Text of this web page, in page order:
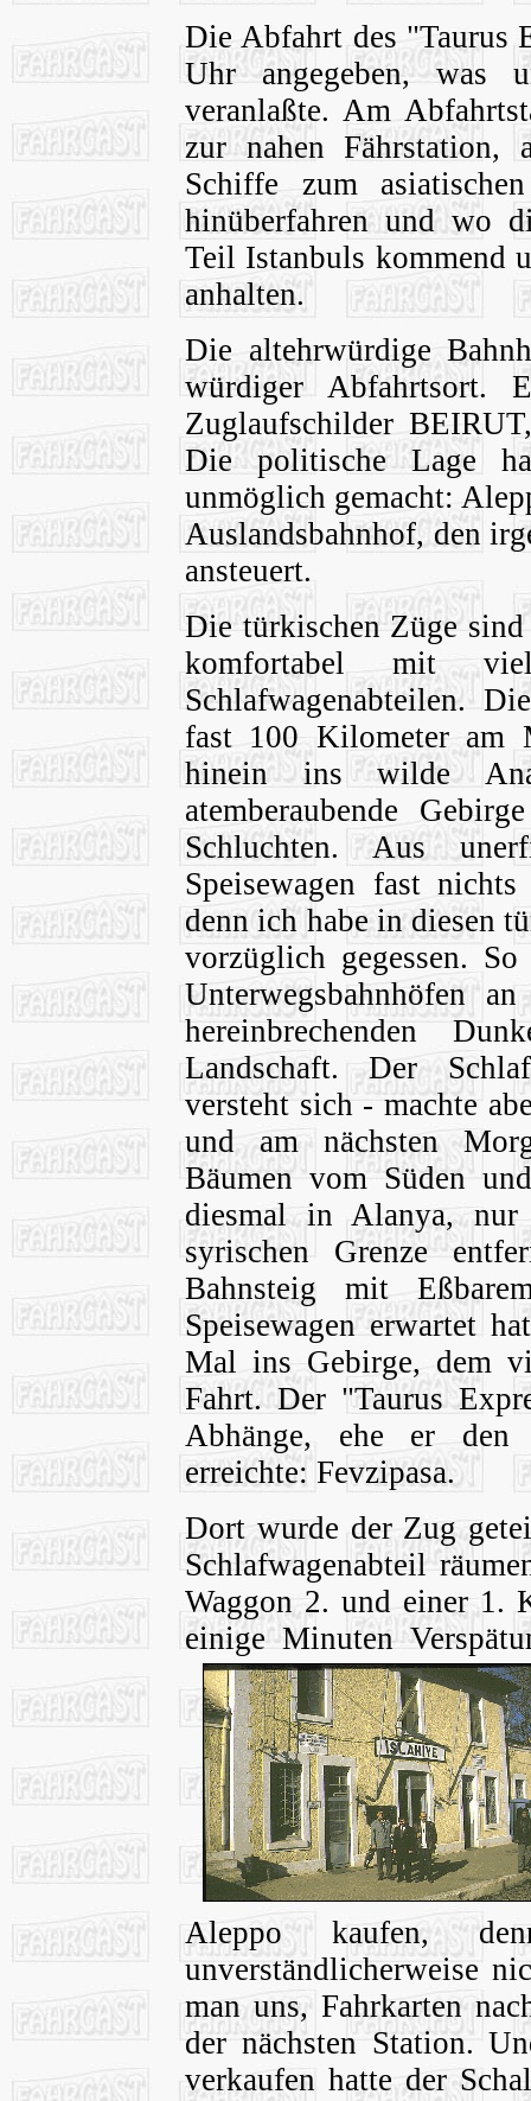
Die Abfahrt des "Taurus
Uhr angegeben, was
veranlaßte. Am
zur nahen Fährstation,
Schiffe zum
hinüberfahren und wo
Teil Istanbuls kommend
anhalten.
Die altehrwürdige
würdiger Abfahrtsort.
Zuglaufschilder
Die politische Lage
unmöglich gemacht:
Auslandsbahnhof, den
ansteuert.
Die türkischen Züge
komfortabel mit
Schlafwagenabteilen.
fast 100 Kilometer am
hinein ins wilde
atemberaubende
Schluchten. Aus
Speisewagen fast
denn ich habe in diesen
vorzüglich gegessen.
Unterwegsbahnhöfen
hereinbrechenden
Landschaft. Der
versteht sich - machte
und am nächsten
Bäumen vom Süden
diesmal in Alanya,
syrischen Grenze
Bahnsteig mit
Speisewagen erwartet
Mal ins Gebirge, dem
Fahrt. Der "Taurus
Abhänge, ehe er den
erreichte: Fevzipasa.
Dort wurde der Zug
Schlafwagenabteil
Waggon 2. und einer 1.
einige Minuten
Aleppo kaufen,
unverständlicherweise
man uns, Fahrkarten
der nächsten Station.
verkaufen hatte der